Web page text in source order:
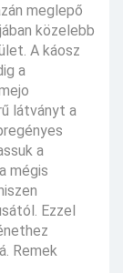
meglepő
közelebb
A káosz
a
látványt a
a
mégis
Ezzel
Remek